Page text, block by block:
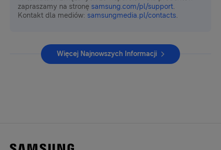
zapraszamy na stronę samsung.com/pl/support.
Kontakt dla mediów: samsungmedia.pl/contacts.
Więcej Najnowszych Informacji